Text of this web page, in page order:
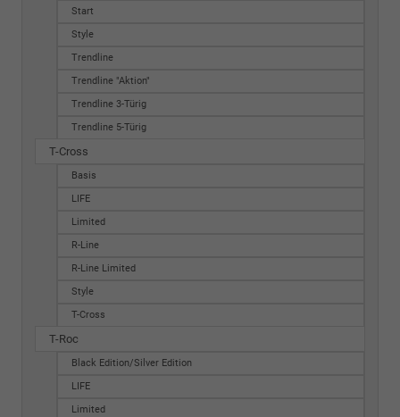
Start
Style
Trendline
Trendline "Aktion"
Trendline 3-Türig
Trendline 5-Türig
T-Cross
Basis
LIFE
Limited
R-Line
R-Line Limited
Style
T-Cross
T-Roc
Black Edition/Silver Edition
LIFE
Limited